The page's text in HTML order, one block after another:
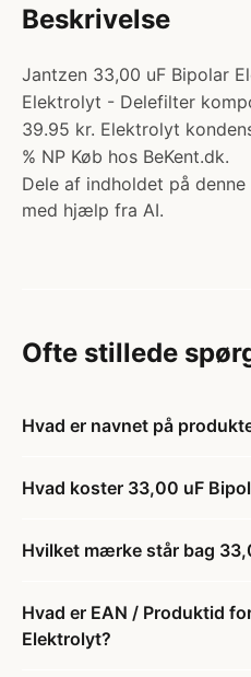
Beskrivelse
Jantzen 33,00 uF Bipolar
Elektrolyt - Delefilter
39.95 kr. Elektrolyt
% NP Køb hos BeKent.dk.
Dele af indholdet på
med hjælp fra AI.
Ofte stillede
Hvad er navnet på
Hvad koster 33,00 uF
Hvilket mærke står bag
Hvad er EAN / Produktid
Elektrolyt?